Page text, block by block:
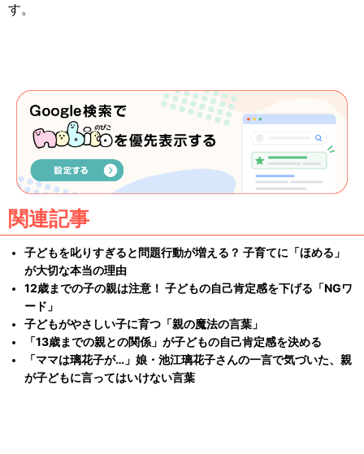
す。
関連記事
子どもを叱りすぎると問題行動が増える？ 子育てに「ほめる」
が大切な本当の理由
12歳までの子の親は注意！ 子どもの自己肯定感を下げる「NGワ
ード」
子どもがやさしい子に育つ「親の魔法の言葉」
「13歳までの親との関係」が子どもの自己肯定感を決める
「ママは璃花子が…」娘・池江璃花子さんの一言で気づいた、親
が子どもに言ってはいけない言葉